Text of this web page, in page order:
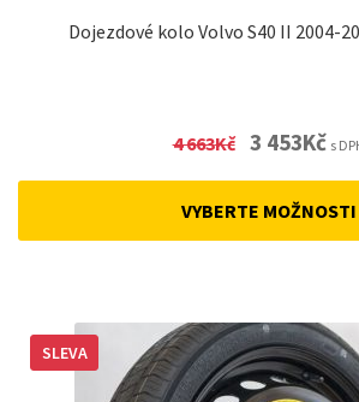
Dojezdové kolo Volvo S40 II 2004-
4 663Kč Original
3 453Kč s
VYBERTE MOŽNOSTI
SLEVA